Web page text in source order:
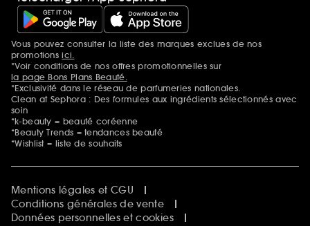
Mentions additionnelles
Vous pouvez consulter la liste des marques exclues de nos
promotionsici.
*Voir conditions de nos offres promotionnelles sur
la page Bons Plans Beauté.
*Exclusivité dans le réseau de parfumeries nationales.
Clean at Sephora : Des formules aux ingrédients sélectionnés avec
soin
*k-beauty = beauté coréenne
*Beauty Trends = tendances beauté
*Wishlist = liste de souhaits
Mentions légales et CGU
Conditions générales de vente
Données personnelles et cookies